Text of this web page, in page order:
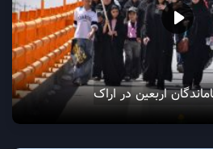
اربعین در اراک